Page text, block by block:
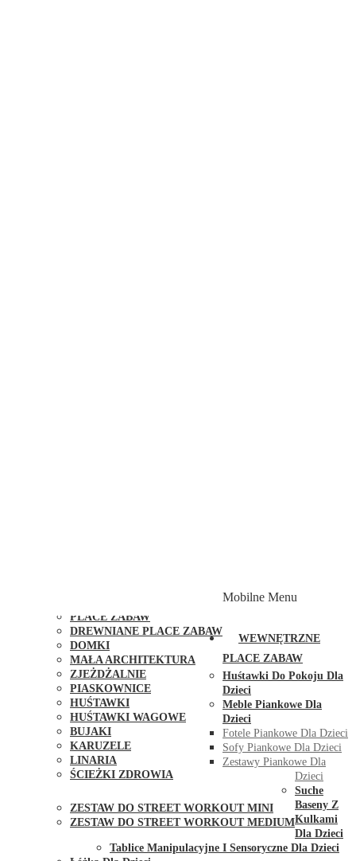
PLACE ZABAW
DREWNIANE PLACE ZABAW
DOMKI
MAŁA ARCHITEKTURA
ZJEŻDŻALNIE
PIASKOWNICE
HUŚTAWKI
HUŚTAWKI WAGOWE
BUJAKI
KARUZELE
LINARIA
ŚCIEŻKI ZDROWIA
ZESTAW DO STREET WORKOUT MINI
ZESTAW DO STREET WORKOUT MEDIUM
Mobilne Menu
WEWNĘTRZNE
PLACE ZABAW
Huśtawki Do Pokoju Dla
Dzieci
Meble Piankowe Dla
Dzieci
Fotele Piankowe Dla Dzieci
Sofy Piankowe Dla Dzieci
Zestawy Piankowe Dla
Dzieci
Suche
Baseny Z
Kulkami
Dla Dzieci
Tablice Manipulacyjne I Sensoryczne Dla Dzieci